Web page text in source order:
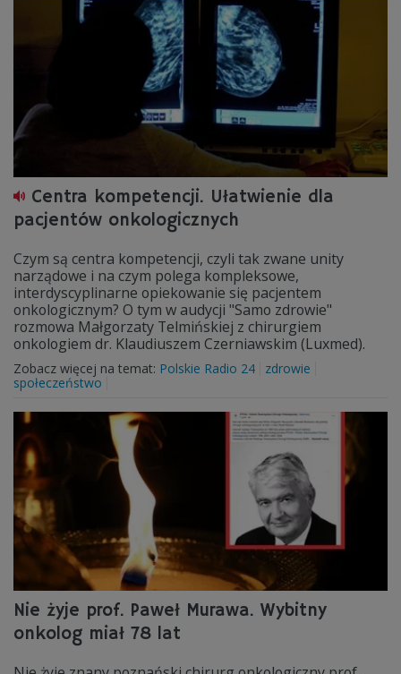
Centra kompetencji. Ułatwienie dla
pacjentów onkologicznych
Czym są centra kompetencji, czyli tak zwane unity
narządowe i na czym polega kompleksowe,
interdyscyplinarne opiekowanie się pacjentem
onkologicznym? O tym w audycji "Samo zdrowie"
rozmowa Małgorzaty Telmińskiej z chirurgiem
onkologiem dr. Klaudiuszem Czerniawskim (Luxmed).
Zobacz więcej na temat: Polskie Radio 24
zdrowie
społeczeństwo
Nie żyje prof. Paweł Murawa. Wybitny
onkolog miał 78 lat